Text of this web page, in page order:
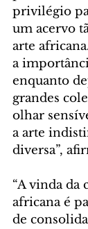
privilégio
um acervo
arte
a
enquanto
grandes
olhar
a arte
diversa”,
“A vinda da
africana é
de